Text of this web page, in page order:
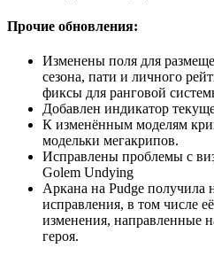
Прочие обновления:
Изменены поля для
сезона, пати и личного
фиксы для ранговой
Добавлен индикатор
К изменённым моделям
модельки мегакрипов.
Исправлены проблемы с
Golem Undying
Аркана на Pudge получила
исправления, в том числе
изменения, направленные
героя.